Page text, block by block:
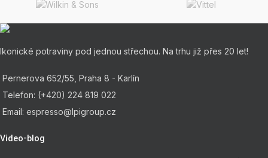
Ikonické potraviny pod jednou střechou. Na trhu již přes 20 let!
Pernerova 652/55, Praha 8 - Karlín
Telefon: (+420) 224 819 022
Email: espresso@lpigroup.cz
Video-blog